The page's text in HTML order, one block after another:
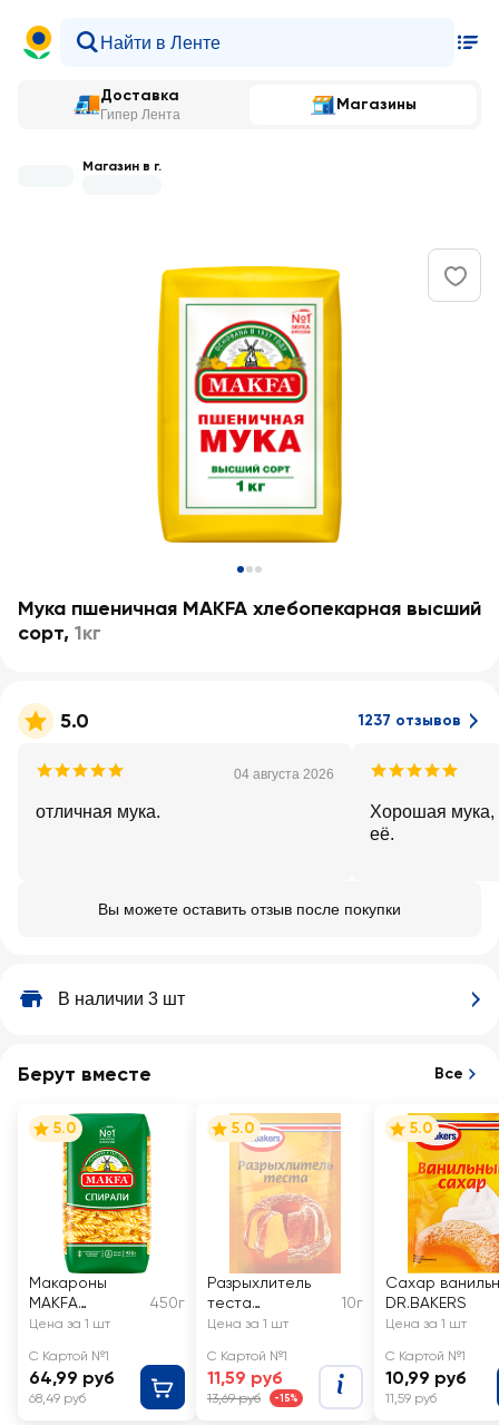
Доставка
Гипер Лента
Магазины
Магазин в г.
Мука пшеничная MAKFA хлебопекарная высший
сорт, 1кг
5.0 1237 отзывов
04 августа 2026
отличная мука.
Хорошая мука,
её.
Вы можете оставить отзыв после покупки
В наличии 3 шт
Берут вместе Все
5.0
Макароны
MAKFA
Спирали
450г
Цена за 1 шт
С Картой №1
64,99 руб
68,49 руб
5.0
Разрыхлитель
теста
DR.BAKERS
10г
Цена за 1 шт
С Картой №1
11,59 руб
13,69 руб -15%
5.0
Сахар
DR.BAKERS
Цена за 1 шт
С Картой №1
10,99 руб
11,59 руб